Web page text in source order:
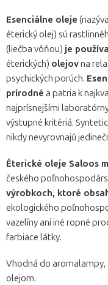
Esenciálne oleje
éterický olej) sú
(liečba vôňou) je
éterických) olejovna
psychických porúch.
prírodné a patria k
najprísnejšími
výstupné kritériá.
nikdy nevyrovnajú
Éterické oleje Saloos
českého
výrobkoch, ktoré
ekologického
vazelíny ani iné ropné
farbiace látky.
Vhodná do aromalampy,
olejom.